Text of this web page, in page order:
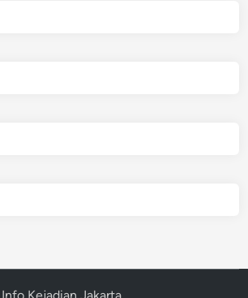
Info Kejadian Jakarta